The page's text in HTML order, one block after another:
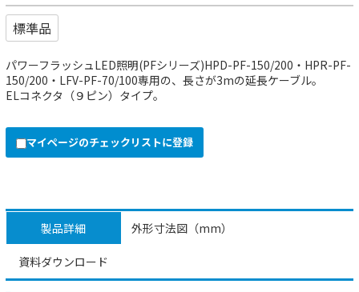
標準品
パワーフラッシュLED照明(PFシリーズ)HPD-PF-150/200・HPR-PF-
150/200・LFV-PF-70/100専用の、長さが3mの延長ケーブル。
ELコネクタ（９ピン）タイプ。
マイページのチェックリストに登録
製品詳細 外形寸法図（mm）
資料ダウンロード